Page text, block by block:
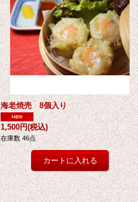
海老焼売 8個入り
1,500円(税込)
在庫数 46点